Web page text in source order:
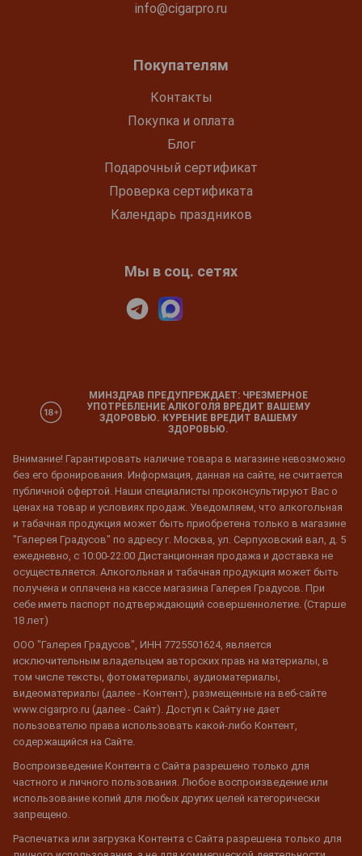
info@cigarpro.ru
Покупателям
Контакты
Покупка и оплата
Блог
Подарочный сертификат
Проверка сертификата
Календарь праздников
Мы в соц. сетях
МИНЗДРАВ ПРЕДУПРЕЖДАЕТ: ЧРЕЗМЕРНОЕ
УПОТРЕБЛЕНИЕ АЛКОГОЛЯ ВРЕДИТ ВАШЕМУ
ЗДОРОВЬЮ. КУРЕНИЕ ВРЕДИТ ВАШЕМУ
ЗДОРОВЬЮ.
Внимание! Гарантировать наличие товара в магазине невозможно
без его бронирования. Информация, данная на сайте, не считается
публичной офертой. Наши специалисты проконсультируют Вас о
ценах на товар и условиях продаж. Уведомляем, что алкогольная
и табачная продукция может быть приобретена только в магазине
"Галерея Градусов" по адресу г. Москва, ул. Серпуховский вал, д. 5
ежедневно, с 10:00-22:00 Дистанционная продажа и доставка не
осуществляется. Алкогольная и табачная продукция может быть
получена и оплачена на кассе магазина Галерея Градусов. При
себе иметь паспорт подтверждающий совершеннолетие. (Старше
18 лет)
ООО "Галерея Градусов", ИНН 7725501624, является
исключительным владельцем авторских прав на материалы, в
том числе тексты, фотоматериалы, аудиоматериалы,
видеоматериалы (далее - Контент), размещенные на веб-сайте
www.cigarpro.ru (далее - Сайт). Доступ к Сайту не дает
пользователю права использовать какой-либо Контент,
содержащийся на Сайте.
Воспроизведение Контента с Сайта разрешено только для
частного и личного пользования. Любое воспроизведение или
использование копий для любых других целей категорически
запрещено.
Распечатка или загрузка Контента с Сайта разрешена только для